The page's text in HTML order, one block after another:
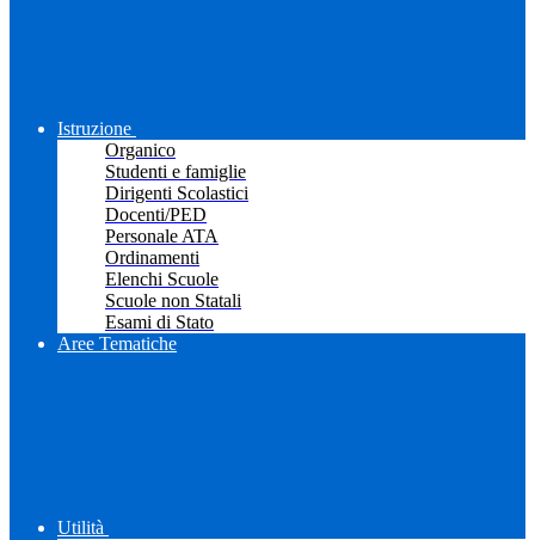
Istruzione
Organico
Studenti e famiglie
Dirigenti Scolastici
Docenti/PED
Personale ATA
Ordinamenti
Elenchi Scuole
Scuole non Statali
Esami di Stato
Aree Tematiche
Utilità